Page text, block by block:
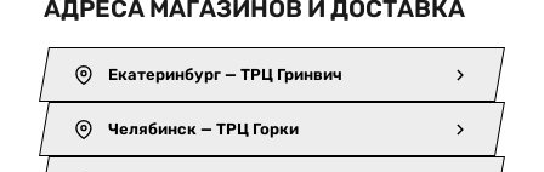
АДРЕСА МАГАЗИНОВ И ДОСТАВКА
Екатеринбург — ТРЦ Гринвич
Челябинск — ТРЦ Горки